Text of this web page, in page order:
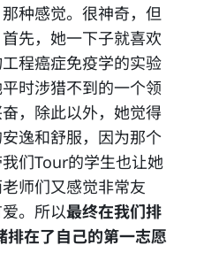
那种感觉。很神奇，但
先，她一下子就喜欢
程癌症免疫学的实验
时涉猎不到的一个领
，除此以外，她觉得
逸和舒服，因为那个
们Tour的学生也让她
师们又感觉非常友
。所以最终在我们排
在了自己的第一志愿